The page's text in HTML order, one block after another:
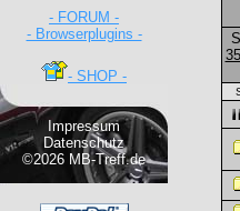
- FORUM -
- Browserplugins -
- SHOP -
Impressum
Datenschutz
©2026 MB-Treff.de
35